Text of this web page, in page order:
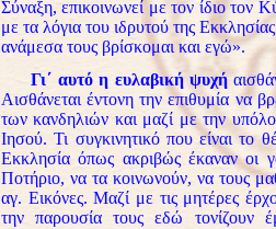
Σύναξη, επικοινωνεί με τον ίδιο
με τα λόγια του ιδρυτού της
ανάμεσα τους βρίσκομαι και εγώ».
Γι΄ αυτό η ευλαβική ψυχή
Αισθάνεται έντονη την επιθυμία να
των κανδηλιών και μαζί με την
Ιησού. Τι συγκινητικό που είναι το
Εκκλησία όπως ακριβώς έκαναν οι
Ποτήριο, να τα κοινωνούν, να τους
αγ. Εικόνες. Μαζί με τις μητέρες
την παρουσία τους εδώ τονίζουν